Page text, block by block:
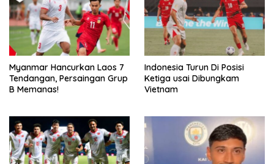
Myanmar Hancurkan Laos 7
Tendangan, Persaingan Grup
B Memanas!
Indonesia Turun Di Posisi
Ketiga usai Dibungkam
Vietnam